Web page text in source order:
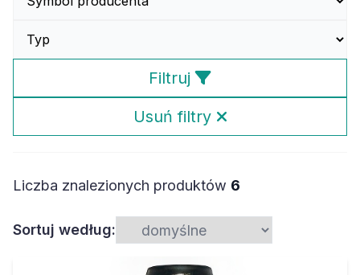
Filtruj
Usuń filtry
Liczba znalezionych produktów 6
Sortuj według: